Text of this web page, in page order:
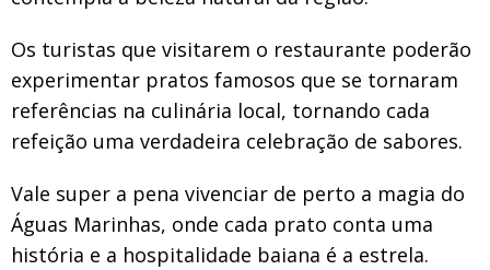
Os turistas que visitarem o restaurante poderão
experimentar pratos famosos que se tornaram
referências na culinária local, tornando cada
refeição uma verdadeira celebração de sabores.
Vale super a pena vivenciar de perto a magia do
Águas Marinhas, onde cada prato conta uma
história e a hospitalidade baiana é a estrela.